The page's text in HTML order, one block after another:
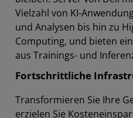
Vielzahl von KI-
und Analysen bis hin zu
Computing, und bieten
aus Trainings- und
Fortschrittliche
Transformieren Sie Ihre
erzielen Sie